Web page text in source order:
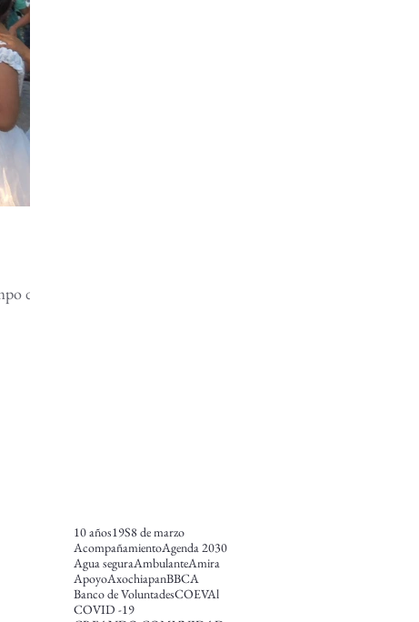
10 años19S8 de marzo
AcompañamientoAgenda 2030
Agua seguraAmbulanteAmira
ApoyoAxochiapanBBCA
Banco de VoluntadesCOEVAl
COVID -19